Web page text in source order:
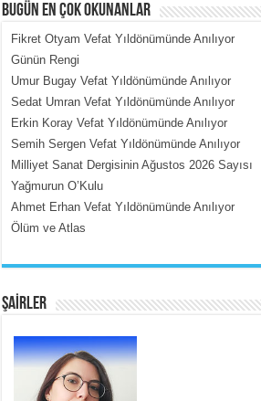
MEHMET ÇOBAN
İçerdeki Put Dışardaki Maskeler...
BUGÜN EN ÇOK OKUNANLAR
Fikret Otyam Vefat Yıldönümünde Anılıyor
Günün Rengi
Umur Bugay Vefat Yıldönümünde Anılıyor
Sedat Umran Vefat Yıldönümünde Anılıyor
Erkin Koray Vefat Yıldönümünde Anılıyor
Semih Sergen Vefat Yıldönümünde Anılıyor
Milliyet Sanat Dergisinin Ağustos 2026 Sayısı
Yağmurun O’Kulu
Ahmet Erhan Vefat Yıldönümünde Anılıyor
Ölüm ve Atlas
ŞAİRLER